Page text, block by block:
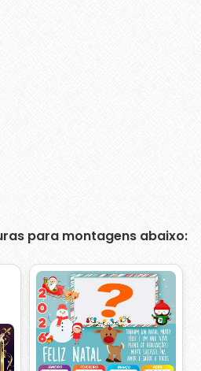
para montagens abaixo: